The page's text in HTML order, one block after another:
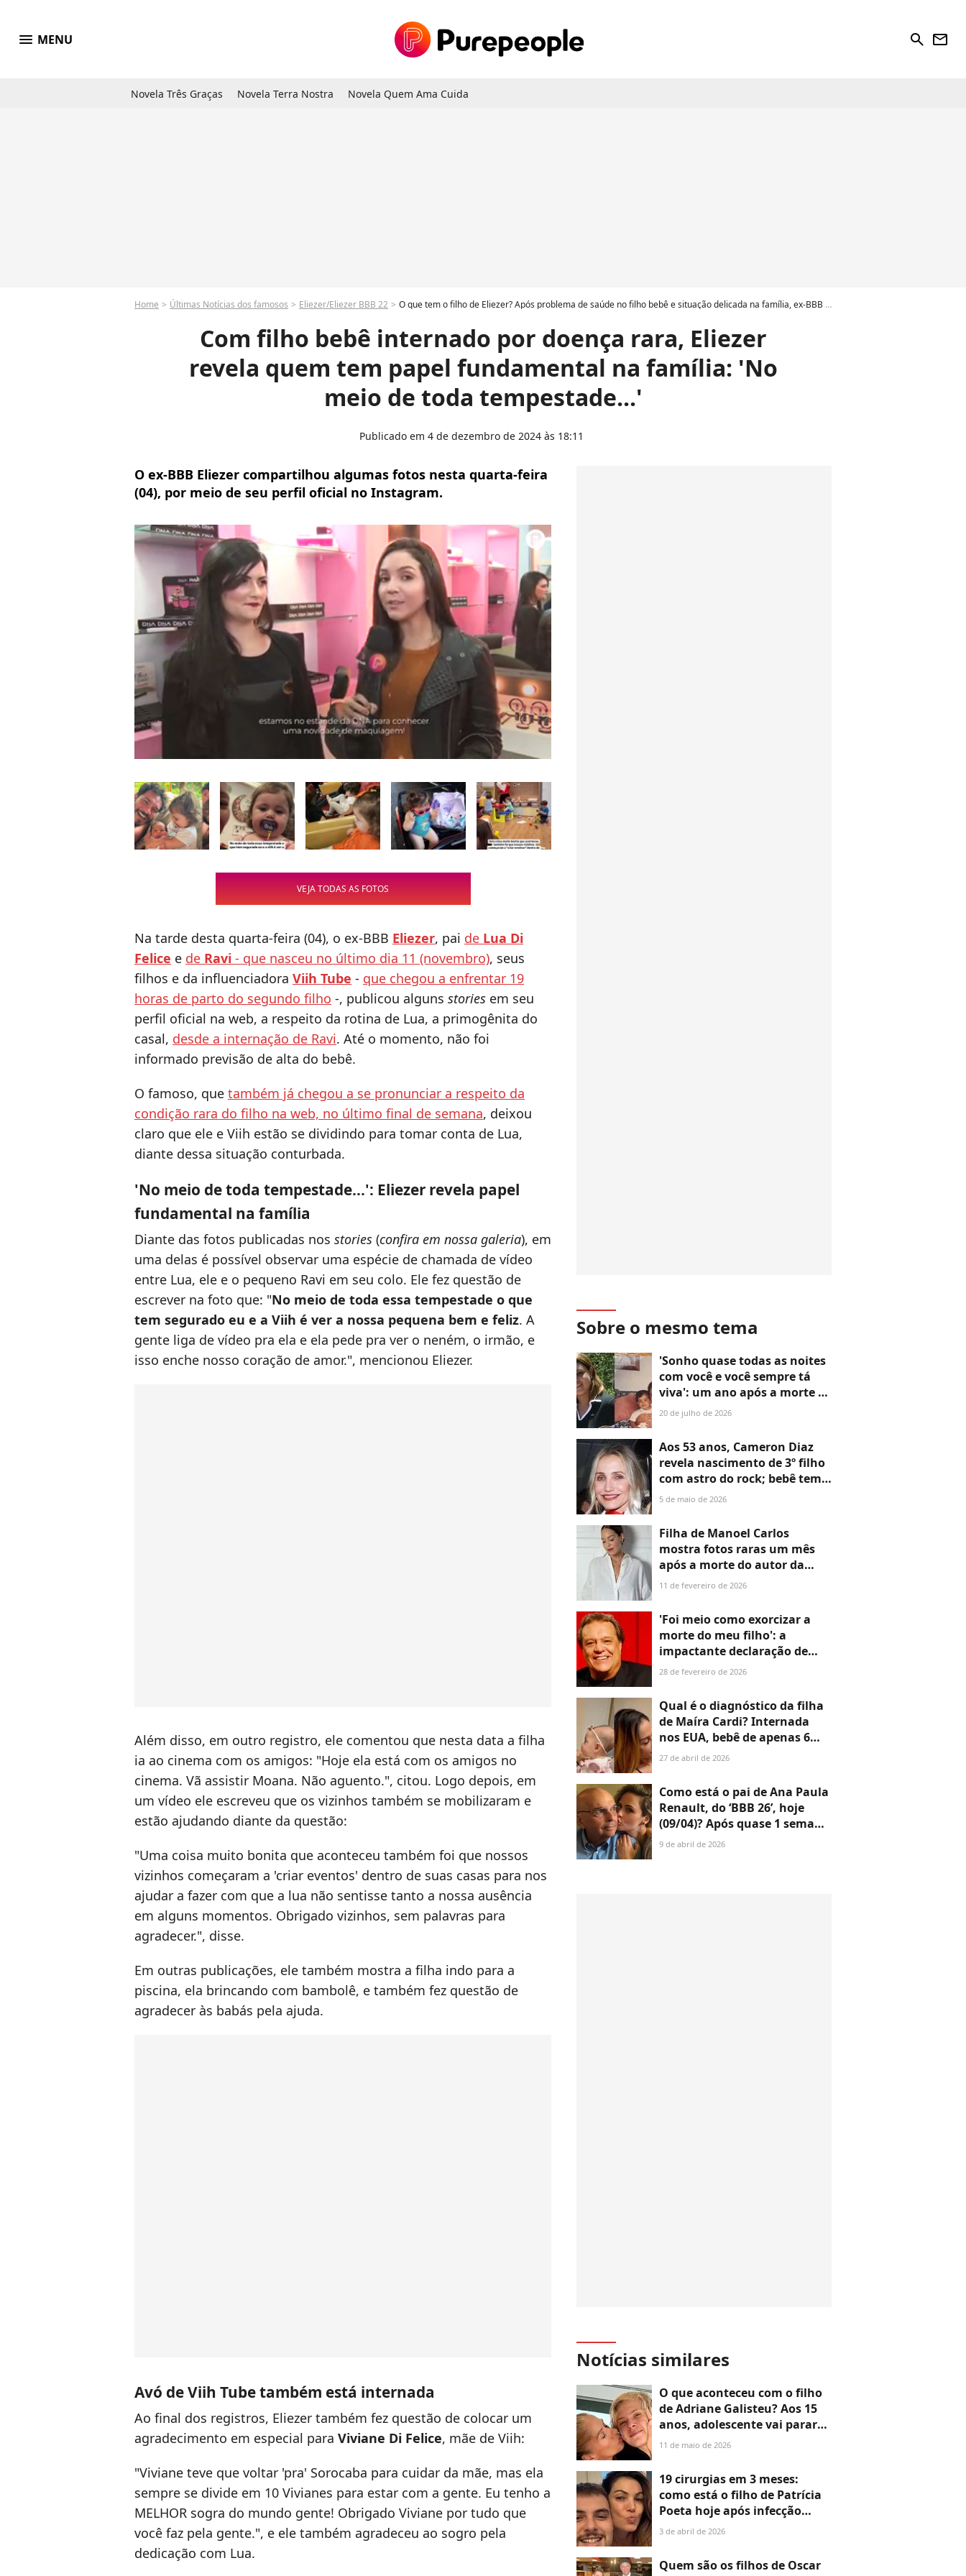
menu MENU search newsletter
Novela Três Graças Novela Terra Nostra Novela Quem Ama Cuida
Home Últimas Notícias dos famosos Eliezer/Eliezer BBB 22 O que tem o filho de Eliezer? Após problema de saúde no filho bebê e situação delicada na família, ex-BBB revela pessoa com papel fundamental
Com filho bebê internado por doença rara, Eliezer
revela quem tem papel fundamental na família: 'No
meio de toda tempestade...'
Publicado em 4 de dezembro de 2024 às 18:11
O ex-BBB Eliezer compartilhou algumas fotos nesta quarta-feira
(04), por meio de seu perfil oficial no Instagram.
VEJA TODAS AS FOTOS
Na tarde desta quarta-feira (04), o ex-BBB Eliezer, pai de Lua Di
Felice e de Ravi - que nasceu no último dia 11 (novembro), seus
filhos e da influenciadora Viih Tube - que chegou a enfrentar 19
horas de parto do segundo filho -, publicou alguns stories em seu
perfil oficial na web, a respeito da rotina de Lua, a primogênita do
casal, desde a internação de Ravi. Até o momento, não foi
informado previsão de alta do bebê.
O famoso, que também já chegou a se pronunciar a respeito da
condição rara do filho na web, no último final de semana, deixou
claro que ele e Viih estão se dividindo para tomar conta de Lua,
diante dessa situação conturbada.
'No meio de toda tempestade...': Eliezer revela papel
fundamental na família
Diante das fotos publicadas nos stories (confira em nossa galeria), em
uma delas é possível observar uma espécie de chamada de vídeo
entre Lua, ele e o pequeno Ravi em seu colo. Ele fez questão de
escrever na foto que: "No meio de toda essa tempestade o que
tem segurado eu e a Viih é ver a nossa pequena bem e feliz. A
gente liga de vídeo pra ela e ela pede pra ver o neném, o irmão, e
isso enche nosso coração de amor.", mencionou Eliezer.
Além disso, em outro registro, ele comentou que nesta data a filha
ia ao cinema com os amigos: "Hoje ela está com os amigos no
cinema. Vã assistir Moana. Não aguento.", citou. Logo depois, em
um vídeo ele escreveu que os vizinhos também se mobilizaram e
estão ajudando diante da questão:
"Uma coisa muito bonita que aconteceu também foi que nossos
vizinhos começaram a 'criar eventos' dentro de suas casas para nos
ajudar a fazer com que a lua não sentisse tanto a nossa ausência
em alguns momentos. Obrigado vizinhos, sem palavras para
agradecer.", disse.
Em outras publicações, ele também mostra a filha indo para a
piscina, ela brincando com bambolê, e também fez questão de
agradecer às babás pela ajuda.
Avó de Viih Tube também está internada
Ao final dos registros, Eliezer também fez questão de colocar um
agradecimento em especial para Viviane Di Felice, mãe de Viih:
"Viviane teve que voltar 'pra' Sorocaba para cuidar da mãe, mas ela
sempre se divide em 10 Vivianes para estar com a gente. Eu tenho a
MELHOR sogra do mundo gente! Obrigado Viviane por tudo que
você faz pela gente.", e ele também agradeceu ao sogro pela
dedicação com Lua.
Sobre o mesmo tema
'Sonho quase todas as noites
com você e você sempre tá
viva': um ano após a morte de
Preta Gil, filho único da
mostra fotos raras em família
e abre coração em post
comovente
20 de julho de 2026
Aos 53 anos, Cameron Diaz
revela nascimento de 3º filho
com astro do rock; bebê tem
nome pouco comum com
5 de maio de 2026
Filha de Manoel Carlos
mostra fotos raras um mês
após a morte do autor da
Globo e revela estado de
anos juntos: 'Muitos
imaginavam que ela iria
desmoronar'
11 de fevereiro de 2026
'Foi meio como exorcizar a
morte do meu filho': a
impactante declaração de
Dennis Carvalho envolvendo
Christiane Torloni e cena de
novela da Globo
28 de fevereiro de 2026
Qual é o diagnóstico da filha
de Maíra Cardi? Internada
nos EUA, bebê de apenas 6
meses tem estado de saúde
pede orações na web
27 de abril de 2026
Como está o pai de Ana Paula
Renault, do ‘BBB 26’, hoje
(09/04)? Após quase 1 semana
internado, família revela
9 de abril de 2026
Notícias similares
O que aconteceu com o filho
de Adriane Galisteu? Aos 15
anos, adolescente vai parar
no hospital e apresentadora
ressonância'
11 de maio de 2026
19 cirurgias em 3 meses:
como está o filho de Patrícia
Poeta hoje após infecção
grave? Felipe Poeta atualiza
'Conseguindo caminhar'
3 de abril de 2026
Quem são os filhos de Oscar